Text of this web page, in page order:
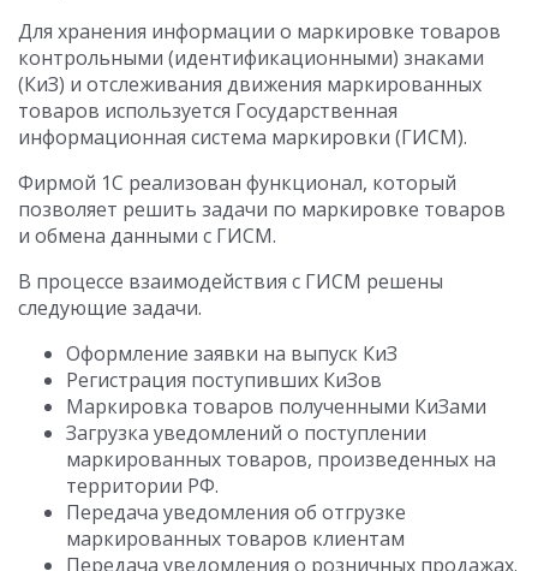
Для хранения информации о маркировке товаров
контрольными (идентификационными) знаками
(КиЗ) и отслеживания движения маркированных
товаров используется Государственная
информационная система маркировки (ГИСМ).
Фирмой 1С реализован функционал, который
позволяет решить задачи по маркировке товаров
и обмена данными с ГИСМ.
В процессе взаимодействия с ГИСМ решены
следующие задачи.
Оформление заявки на выпуск КиЗ
Регистрация поступивших КиЗов
Маркировка товаров полученными КиЗами
Загрузка уведомлений о поступлении
маркированных товаров, произведенных на
территории РФ.
Передача уведомления об отгрузке
маркированных товаров клиентам
Передача уведомления о розничных продажах.